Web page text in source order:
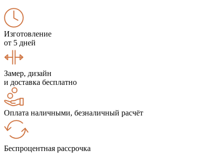
Изготовление
от 5 дней
Замер, дизайн
и доставка бесплатно
Оплата наличными, безналичный расчёт
Беспроцентная рассрочка